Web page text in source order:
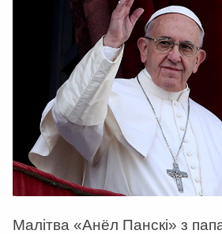
Малітва «Анёл Панскі» з